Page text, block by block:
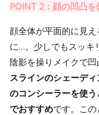
POINT 2：顔の凹凸を
顔全体が平面的に見
に…。少しでもスッキ
陰影を操りメイクで凹
スラインのシェーデ
のコンシーラーを使
でおすすめです。こ